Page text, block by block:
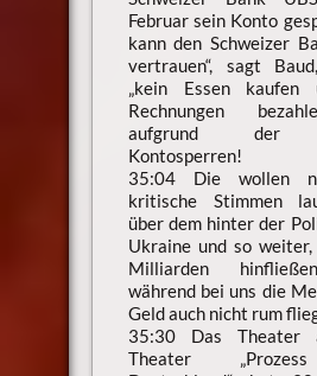
Februar sein Konto
kann den Schweizer
vertrauen“, sagt
„kein Essen kaufen
Rechnungen
aufgrund der
Kontosperren!
35:04 Die wollen
kritische Stimmen
über dem hinter der
Ukraine und so
Milliarden
während bei uns die
Geld auch nicht rum
35:30 Das Theater
Theater